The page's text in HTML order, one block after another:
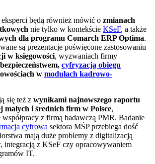
będą również mówić o zmianach
nie tylko w kontekście KSeF, a także
dla programu Comarch ERP Optima.
są prezentacje poświęcone zastosowaniu
w księgowości, wyzwaniach firmy
cyfryzacją obiegu
w modułach kadrowo-
się też z wynikami najnowszego raportu
i średnich firm w Polsce,
z firmą badawczą PMR. Badanie
cyfrowa sektora MŚP przebiega dość
mają duże problemy z digitalizacją
integracją z KSeF czy opracowywaniem
IT.